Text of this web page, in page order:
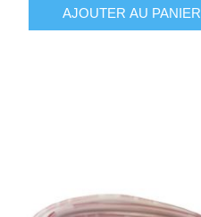
AJOUTER AU PANIER